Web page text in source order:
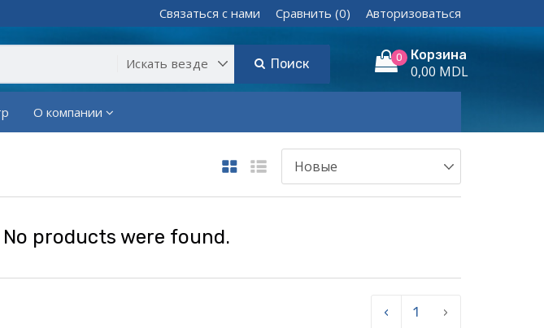
Связаться с нами Сравнить (0) Авторизоваться
0 Корзина
0,00 MDL
Поиск
О компании
No products were found.
‹ 1 ›